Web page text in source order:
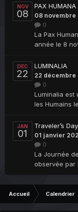
NOV
08
PAX HUMANA
08 novembre
0
La Pax
année le 8
DEC
22
LUMINALIA
22 décembre
0
Luminalia est
les Humains
JAN
01
Traveler’s Day
01 janvier
0
La Journée
observée par
Accueil Calendrier